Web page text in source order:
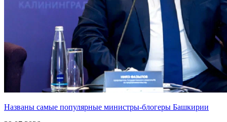
Названы самые популярные министры-блогеры Башкирии